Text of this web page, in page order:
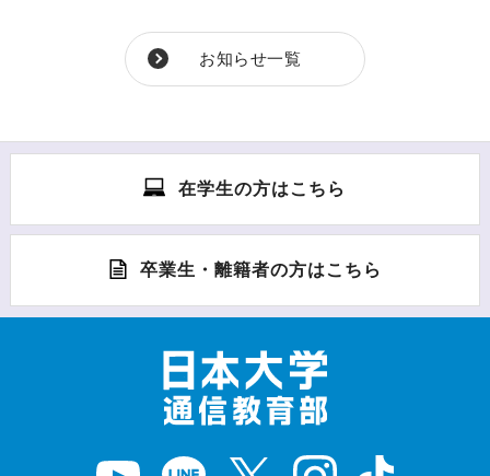
お知らせ一覧
在学生の方はこちら
卒業生・離籍者の方はこちら